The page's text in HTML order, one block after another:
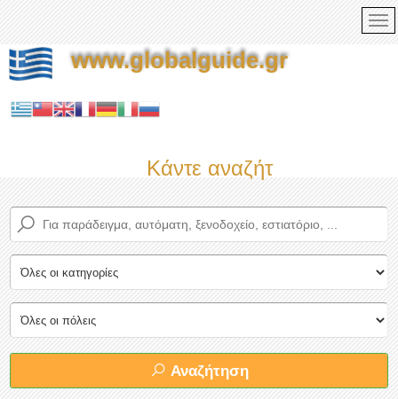
www.globalguide.gr
Κάντε αναζήτηση τώρα
Αναζήτηση